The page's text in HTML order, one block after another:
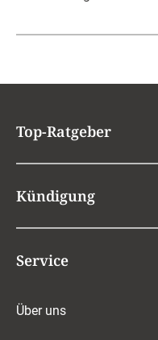
Top-Ratgeber
Kündigung
Service
Über uns